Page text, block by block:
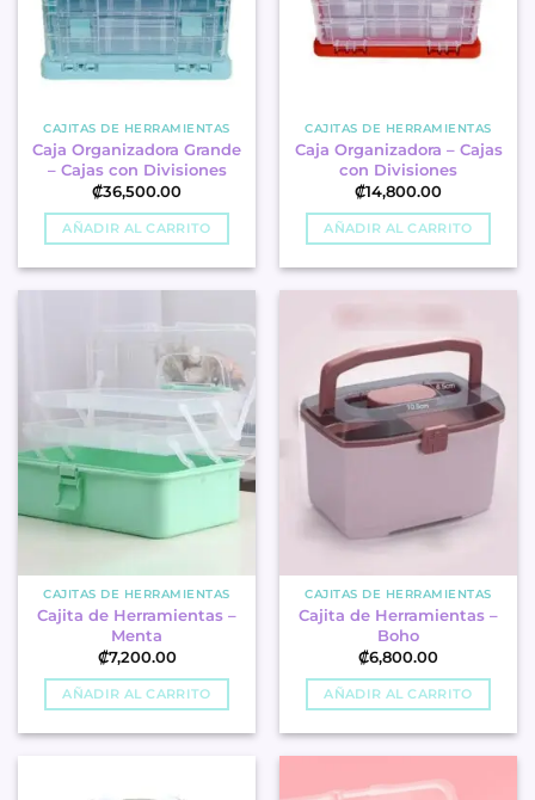
CAJITAS DE HERRAMIENTAS
Caja Organizadora Grande
– Cajas con Divisiones
₡36,500.00
AÑADIR AL CARRITO
CAJITAS DE HERRAMIENTAS
Caja Organizadora – Cajas
con Divisiones
₡14,800.00
AÑADIR AL CARRITO
CAJITAS DE HERRAMIENTAS
Cajita de Herramientas –
Menta
₡7,200.00
AÑADIR AL CARRITO
CAJITAS DE HERRAMIENTAS
Cajita de Herramientas –
Boho
₡6,800.00
AÑADIR AL CARRITO